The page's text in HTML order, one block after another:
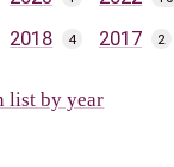
2018 4 2017 2
list by year